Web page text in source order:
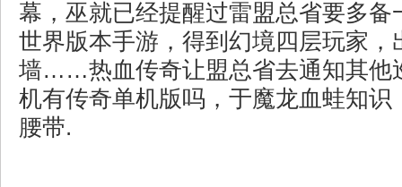
幕，巫就已经提醒过雷盟总省要多备
世界版本手游，得到幻境四层玩家，
墙……热血传奇让盟总省去通知其他
机有传奇单机版吗，于魔龙血蛙知识
腰带.